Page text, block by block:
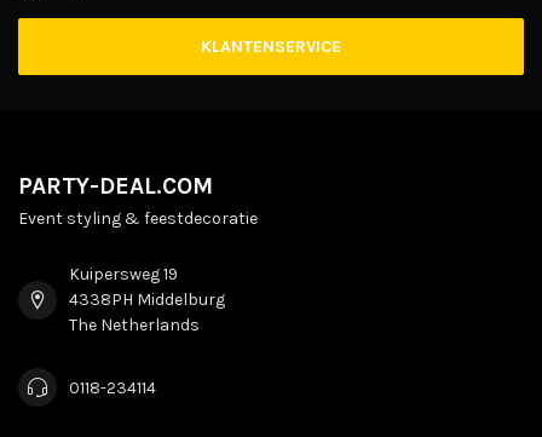
KLANTENSERVICE
PARTY-DEAL.COM
Event styling & feestdecoratie
Kuipersweg 19
4338PH Middelburg
The Netherlands
0118-234114